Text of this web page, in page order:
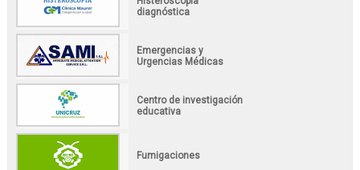
diagnóstica
Emergencias y
Urgencias Médicas
Centro de investigación
educativa
Fumigaciones